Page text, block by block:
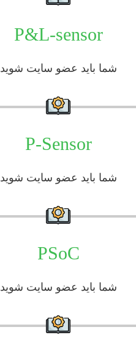
P&L-sensor
شما باید عضو سایت شوید
P-Sensor
شما باید عضو سایت شوید
PSoC
شما باید عضو سایت شوید